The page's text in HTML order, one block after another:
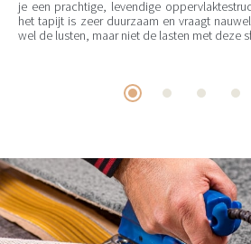
je een prachtige, levendige
het tapijt is zeer duurzaam en vraagt
wel de lusten, maar niet de lasten met deze